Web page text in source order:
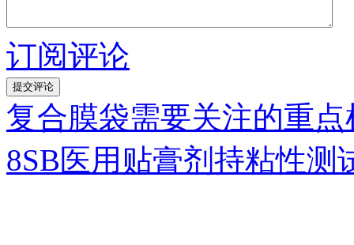
订阅评论
复合膜袋需要关注的重
8SB医用贴膏剂持粘性测